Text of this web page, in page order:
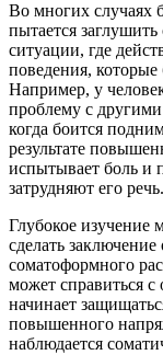
Во многих случаях
пытается
ситуации, где
поведения,
Например, у
проблему с
когда боится
результате
испытывает боль и
затрудняют его речь.
Глубокое изучение
сделать
соматоформного
может справиться
начинает
повышенного
наблюдается